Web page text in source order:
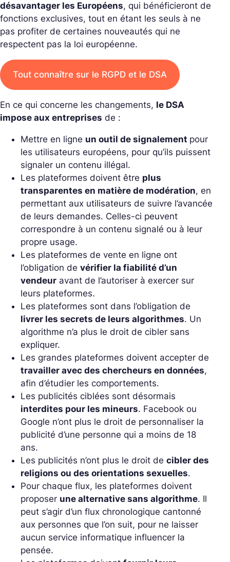
désavantager les Européens, qui bénéficieront de
fonctions exclusives, tout en étant les seuls à ne
pas profiter de certaines nouveautés qui ne
respectent pas la loi européenne.
Tout connaître sur le RGPD et le DSA
En ce qui concerne les changements, le DSA
impose aux entreprises de :
Mettre en ligne un outil de signalement pour
les utilisateurs européens, pour qu’ils puissent
signaler un contenu illégal.
Les plateformes doivent être plus
transparentes en matière de modération, en
permettant aux utilisateurs de suivre l’avancée
de leurs demandes. Celles-ci peuvent
correspondre à un contenu signalé ou à leur
propre usage.
Les plateformes de vente en ligne ont
l’obligation de vérifier la fiabilité d’un
vendeur avant de l’autoriser à exercer sur
leurs plateformes.
Les plateformes sont dans l’obligation de
livrer les secrets de leurs algorithmes. Un
algorithme n’a plus le droit de cibler sans
expliquer.
Les grandes plateformes doivent accepter de
travailler avec des chercheurs en données,
afin d’étudier les comportements.
Les publicités ciblées sont désormais
interdites pour les mineurs. Facebook ou
Google n’ont plus le droit de personnaliser la
publicité d’une personne qui a moins de 18
ans.
Les publicités n’ont plus le droit de cibler des
religions ou des orientations sexuelles.
Pour chaque flux, les plateformes doivent
proposer une alternative sans algorithme. Il
peut s’agir d’un flux chronologique cantonné
aux personnes que l’on suit, pour ne laisser
aucun service informatique influencer la
pensée.